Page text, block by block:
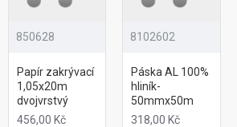
850628
Papír zakrývací
1,05x20m
dvojvrstvý
456,00 Kč
8102602
Páska AL 100%
hliník-
50mmx50m
318,00 Kč